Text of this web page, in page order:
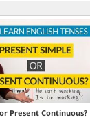
Present Continuous?